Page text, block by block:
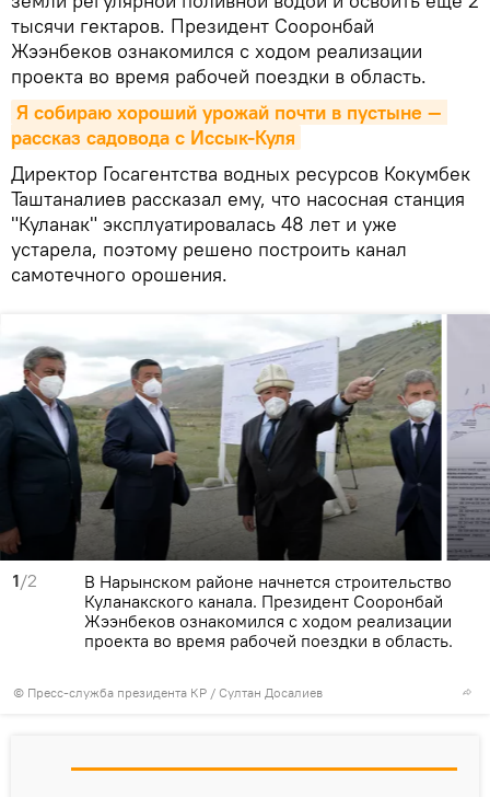
тысячи гектаров. Президент Сооронбай
Жээнбеков ознакомился с ходом реализации
проекта во время рабочей поездки в область.
Я собираю хороший урожай почти в пустыне —
рассказ садовода с Иссык-Куля
Директор Госагентства водных ресурсов Кокумбек
Таштаналиев рассказал ему, что насосная станция
"Куланак" эксплуатировалась 48 лет и уже
устарела, поэтому решено построить канал
самотечного орошения.
1/2
© Пресс-служба президента КР / Султан Досалиев
В Нарынском районе начнется строительство
Куланакского канала. Президент Сооронбай
Жээнбеков ознакомился с ходом реализации
проекта во время рабочей поездки в область.